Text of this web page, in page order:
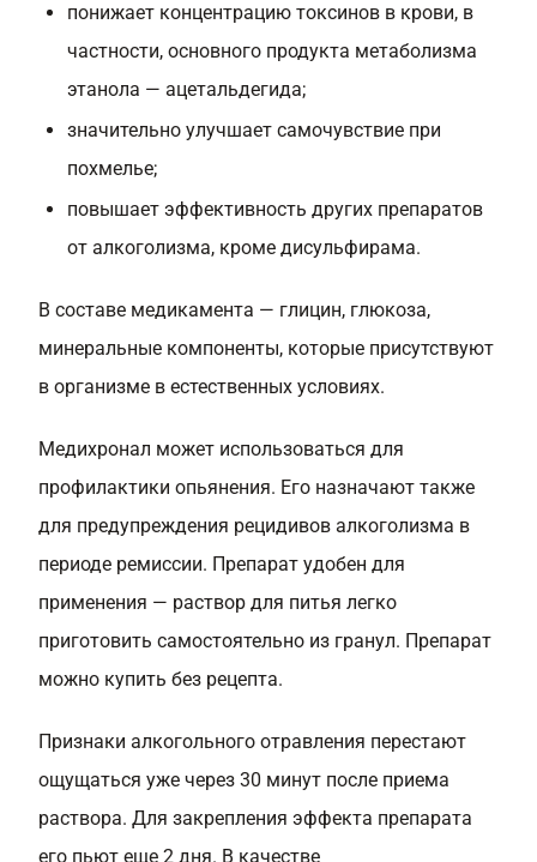
понижает концентрацию токсинов в крови, в
частности, основного продукта метаболизма
этанола — ацетальдегида;
значительно улучшает самочувствие при
похмелье;
повышает эффективность других препаратов
от алкоголизма, кроме дисульфирама.
В составе медикамента — глицин, глюкоза,
минеральные компоненты, которые присутствуют
в организме в естественных условиях.
Медихронал может использоваться для
профилактики опьянения. Его назначают также
для предупреждения рецидивов алкоголизма в
периоде ремиссии. Препарат удобен для
применения — раствор для питья легко
приготовить самостоятельно из гранул. Препарат
можно купить без рецепта.
Признаки алкогольного отравления перестают
ощущаться уже через 30 минут после приема
раствора. Для закрепления эффекта препарата
его пьют еще 2 дня. В качестве